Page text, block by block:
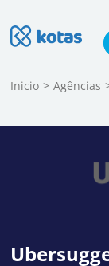
to
(Press
Blog do
Dicas e conteúdo
Inicio > Agências